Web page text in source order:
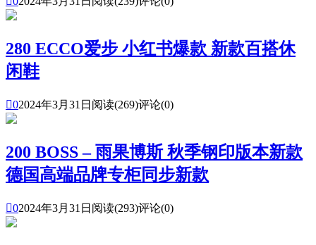
280 ECCO爱步 小红书爆款 新款百搭休
闲鞋
02024年3月31日 阅读(269)评论(0)
200 BOSS – 雨果博斯 秋季钢印版本新款
德国高端品牌专柜同步新款
02024年3月31日 阅读(293)评论(0)